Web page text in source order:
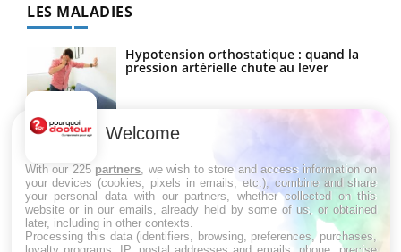
LES MALADIES
Hypotension orthostatique : quand la
pression artérielle chute au lever
Drépanocytose : une déformation des
Maladie de Charcot (Sclérose latérale
amyotrophique)
Welcome
With our 225 partners , we wish to store and access information on
your devices (cookies, pixels in emails, etc.), combine and share
your personal data with our partners, whether collected on this
website or in our emails, already held by some of us, or obtained
later, including in other contexts.
Processing this data (identifiers, browsing, preferences, purchases,
loyalty programs, IP, postal addresses and emails, phone, precise